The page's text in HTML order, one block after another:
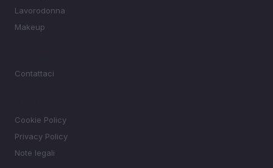
Lavorodonna
Makeup
Contattaci
Cookie Policy
Privacy Policy
Note legali